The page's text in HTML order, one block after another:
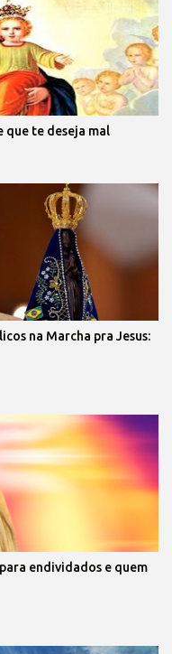
que te deseja mal
na Marcha pra Jesus:
endividados e quem